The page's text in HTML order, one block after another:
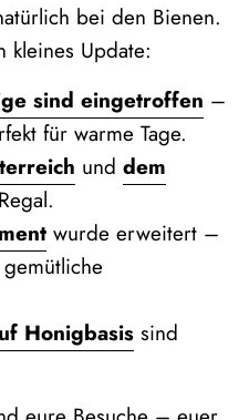
bei den Bienen.
kleines Update:
sind eingetroffen –
für warme Tage.
und dem
wurde erweitert –
Honigbasis sind